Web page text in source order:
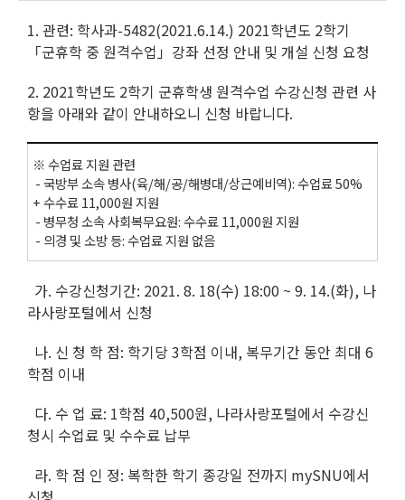
1. 관련: 학사과-5482(2021.6.14.) 2021학년도 2학기
「군휴학 중 원격수업」강좌 선정 안내 및 개설 신청 요청
2. 2021학년도 2학기 군휴학생 원격수업 수강신청 관련 사
항을 아래와 같이 안내하오니 신청 바랍니다.
※ 수업료 지원 관련
- 국방부 소속 병사(육/해/공/해병대/상근예비역): 수업료 50%
+ 수수료 11,000원 지원
- 병무청 소속 사회복무요원: 수수료 11,000원 지원
- 의경 및 소방 등: 수업료 지원 없음
가. 수강신청기간: 2021. 8. 18(수) 18:00 ~ 9. 14.(화), 나
라사랑포털에서 신청
나. 신 청 학 점: 학기당 3학점 이내, 복무기간 동안 최대 6
학점 이내
다. 수 업 료: 1학점 40,500원, 나라사랑포털에서 수강신
청시 수업료 및 수수료 납부
라. 학 점 인 정: 복학한 학기 종강일 전까지 mySNU에서